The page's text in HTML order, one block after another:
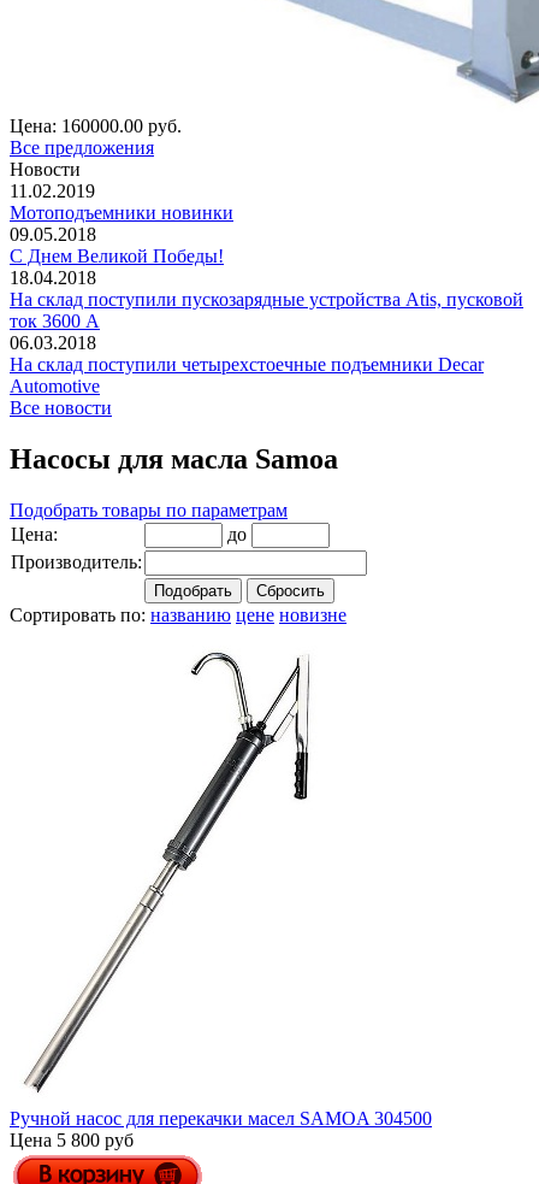
Цена: 160000.00 руб.
Все предложения
Новости
11.02.2019
Мотоподъемники новинки
09.05.2018
С Днем Великой Победы!
18.04.2018
На склад поступили пускозарядные устройства Atis, пусковой
ток 3600 А
06.03.2018
На склад поступили четырехстоечные подъемники Decar
Automotive
Все новости
Насосы для масла Samoa
Подобрать товары по параметрам
Цена:
до
Производитель:
Сортировать по: названию цене новизне
Ручной насос для перекачки масел SAMOA 304500
Цена 5 800 руб